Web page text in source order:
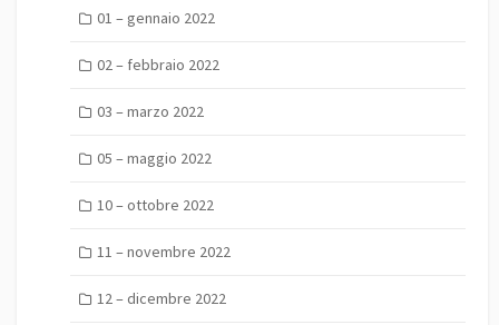
01 – gennaio 2022
02 – febbraio 2022
03 – marzo 2022
05 – maggio 2022
10 – ottobre 2022
11 – novembre 2022
12 – dicembre 2022